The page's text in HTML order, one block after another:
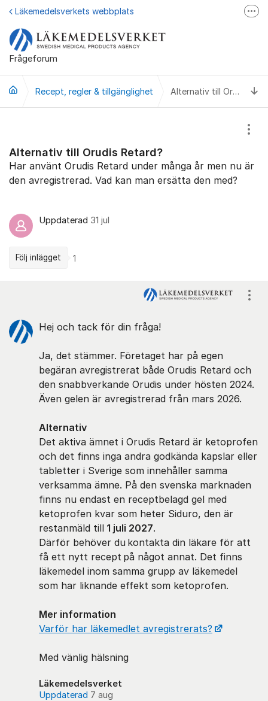
Hoppa till innehåll
Frågeforum
Läkemedelsverkets webbplats
Läkemedelsupplysningen
Läkemedelsverket på Facebook
Recept, regler & tillgänglighet Alternativ till Orudis Retard?
Alternativ till Orudis Retard?
Har använt Orudis Retard under många år men nu är
den avregistrerad. Vad kan man ersätta den med?
Uppdaterad 31 jul
Följ inlägget 1
Hej och tack för din fråga!
Ja, det stämmer. Företaget har på egen
begäran avregistrerat både Orudis Retard och
den snabbverkande Orudis under hösten 2024.
Även gelen är avregistrerad från mars 2026.
Alternativ
Det aktiva ämnet i Orudis Retard är ketoprofen
och det finns inga andra godkända kapslar eller
tabletter i Sverige som innehåller samma
verksamma ämne. På den svenska marknaden
finns nu endast en receptbelagd gel med
ketoprofen kvar som heter Siduro, den är
restanmäld till 1 juli 2027.
Därför behöver du kontakta din läkare för att
få ett nytt recept på något annat. Det finns
läkemedel inom samma grupp av läkemedel
som har liknande effekt som ketoprofen.
Mer information
Varför har läkemedlet avregistrerats?
Med vänlig hälsning
Läkemedelsverket
Uppdaterad 7 aug